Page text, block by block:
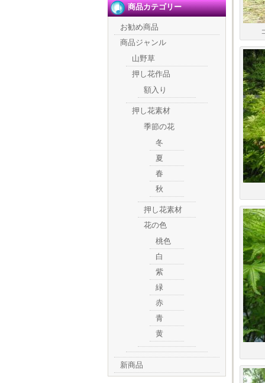
グ
商品カテゴリー
お勧め商品
商品ジャンル
山野草
押し花作品
額入り
押し花素材
季節の花
冬
夏
春
秋
押し花素材
花の色
桃色
白
紫
緑
赤
青
黄
新商品